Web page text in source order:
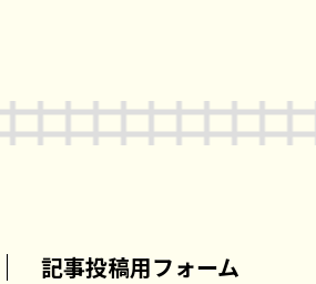
記事投稿用フォーム